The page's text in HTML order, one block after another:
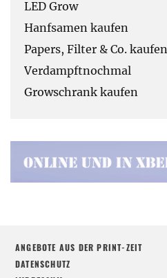
LED Grow
Hanfsamen kaufen
Papers, Filter & Co. kaufen
Verdampftnochmal
Growschrank kaufen
ANGEBOTE AUS DER PRINT-ZEIT
DATENSCHUTZ